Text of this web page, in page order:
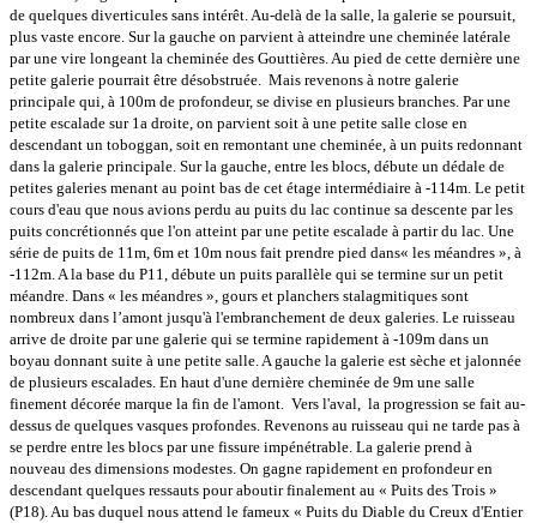
de quelques diverticules sans intérêt. Au-delà de la salle, la galerie se poursuit,
plus vaste encore. Sur la gauche on parvient à atteindre une cheminée latérale
par une vire longeant la cheminée des Gouttières. Au pied de cette dernière une
petite galerie pourrait être désobstruée. Mais revenons à notre galerie
principale qui, à 100m de profondeur, se divise en plusieurs branches. Par une
petite escalade sur 1a droite, on parvient soit à une petite salle close en
descendant un toboggan, soit en remontant une cheminée, à un puits redonnant
dans la galerie principale. Sur la gauche, entre les blocs, débute un dédale de
petites galeries menant au point bas de cet étage intermédiaire à -114m. Le petit
cours d'eau que nous avions perdu au puits du lac continue sa descente par les
puits concrétionnés que l'on atteint par une petite escalade à partir du lac. Une
série de puits de 11m, 6m et 10m nous fait prendre pied dans« les méandres », à
-112m. A la base du P11, débute un puits parallèle qui se termine sur un petit
méandre. Dans « les méandres », gours et planchers stalagmitiques sont
nombreux dans l’amont jusqu'à l'embranchement de deux galeries. Le ruisseau
arrive de droite par une galerie qui se termine rapidement à -109m dans un
boyau donnant suite à une petite salle. A gauche la galerie est sèche et jalonnée
de plusieurs escalades. En haut d'une dernière cheminée de 9m une salle
finement décorée marque la fin de l'amont. Vers l'aval, la progression se fait au-
dessus de quelques vasques profondes. Revenons au ruisseau qui ne tarde pas à
se perdre entre les blocs par une fissure impénétrable. La galerie prend à
nouveau des dimensions modestes. On gagne rapidement en profondeur en
descendant quelques ressauts pour aboutir finalement au « Puits des Trois »
(P18). Au bas duquel nous attend le fameux « Puits du Diable du Creux d'Entier